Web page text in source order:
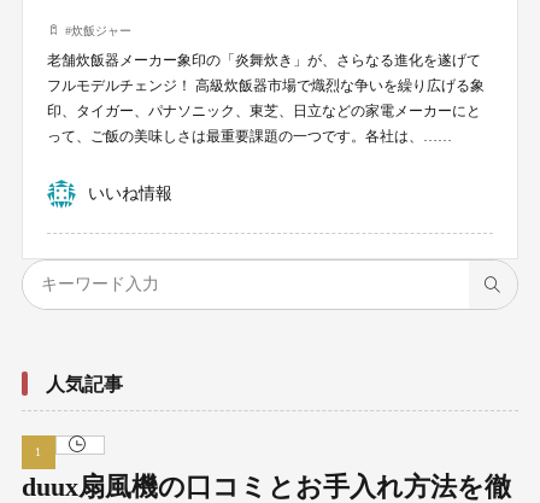
#炊飯ジャー
老舗炊飯器メーカー象印の「炎舞炊き」が、さらなる進化を遂げて
フルモデルチェンジ！ 高級炊飯器市場で熾烈な争いを繰り広げる象
印、タイガー、パナソニック、東芝、日立などの家電メーカーにと
って、ご飯の美味しさは最重要課題の一つです。各社は、……
いいね情報
人気記事
duux扇風機の口コミとお手入れ方法を徹